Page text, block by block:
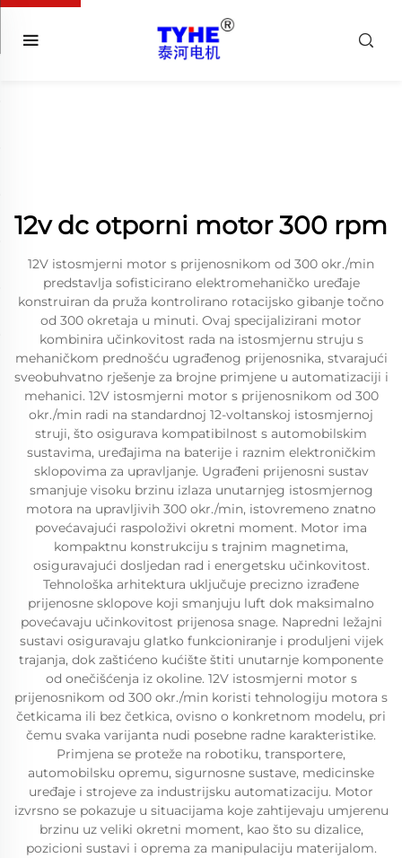
12v dc otporni motor 300 rpm
12V istosmjerni motor s prijenosnikom od 300 okr./min
predstavlja sofisticirano elektromehaničko uređaje
konstruiran da pruža kontrolirano rotacijsko gibanje točno
od 300 okretaja u minuti. Ovaj specijalizirani motor
kombinira učinkovitost rada na istosmjernu struju s
mehaničkom prednošću ugrađenog prijenosnika, stvarajući
sveobuhvatno rješenje za brojne primjene u automatizaciji i
mehanici. 12V istosmjerni motor s prijenosnikom od 300
okr./min radi na standardnoj 12-voltanskoj istosmjernoj
struji, što osigurava kompatibilnost s automobilskim
sustavima, uređajima na baterije i raznim elektroničkim
sklopovima za upravljanje. Ugrađeni prijenosni sustav
smanjuje visoku brzinu izlaza unutarnjeg istosmjernog
motora na upravljivih 300 okr./min, istovremeno znatno
povećavajući raspoloživi okretni moment. Motor ima
kompaktnu konstrukciju s trajnim magnetima,
osiguravajući dosljedan rad i energetsku učinkovitost.
Tehnološka arhitektura uključuje precizno izrađene
prijenosne sklopove koji smanjuju luft dok maksimalno
povećavaju učinkovitost prijenosa snage. Napredni ležajni
sustavi osiguravaju glatko funkcioniranje i produljeni vijek
trajanja, dok zaštićeno kućište štiti unutarnje komponente
od onečišćenja iz okoline. 12V istosmjerni motor s
prijenosnikom od 300 okr./min koristi tehnologiju motora s
četkicama ili bez četkica, ovisno o konkretnom modelu, pri
čemu svaka varijanta nudi posebne radne karakteristike.
Primjena se proteže na robotiku, transportere,
automobilsku opremu, sigurnosne sustave, medicinske
uređaje i strojeve za industrijsku automatizaciju. Motor
izvrsno se pokazuje u situacijama koje zahtijevaju umjerenu
brzinu uz veliki okretni moment, kao što su dizalice,
pozicioni sustavi i oprema za manipulaciju materijalom.